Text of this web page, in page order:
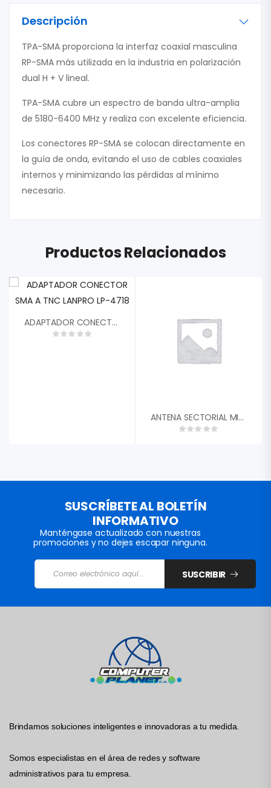
Descripción
TPA-SMA proporciona la interfaz coaxial masculina
RP-SMA más utilizada en la industria en polarización
dual H + V lineal.
TPA-SMA cubre un espectro de banda ultra-amplia
de 5180-6400 MHz y realiza con excelente eficiencia.
Los conectores RP-SMA se colocan directamente en
la guía de onda, evitando el uso de cables coaxiales
internos y minimizando las pérdidas al mínimo
necesario.
Productos Relacionados
ADAPTADOR CONECTOR SMA A TNC LANPRO LP-4718
ANTENA SECTORIAL MIKROTIK MTAS-5G-15D120 15DBI 120 GRADOS DUAL POLARIDAD CONECTORES 2XRP-SMA
SUSCRÍBETE AL BOLETÍN
INFORMATIVO
Manténgase actualizado con nuestras
promociones y no dejes escapar ninguna.
SUSCRIBIR
Brindamos soluciones inteligentes e innovadoras a tu medida.
Somos especialistas en el área de redes y software
administrativos para tu empresa.